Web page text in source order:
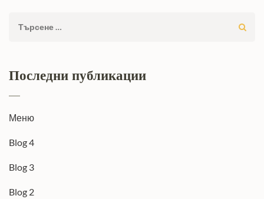
Търсене
Последни публикации
Меню
Blog 4
Blog 3
Blog 2